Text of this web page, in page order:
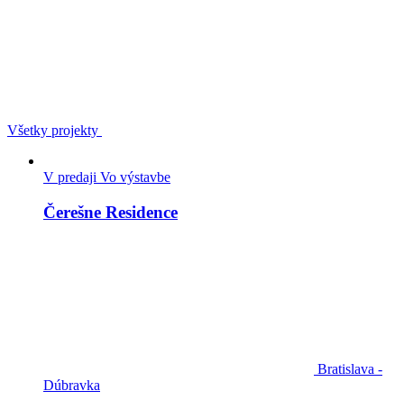
Všetky projekty
V predaji Vo výstavbe
Čerešne Residence
Bratislava -
Dúbravka